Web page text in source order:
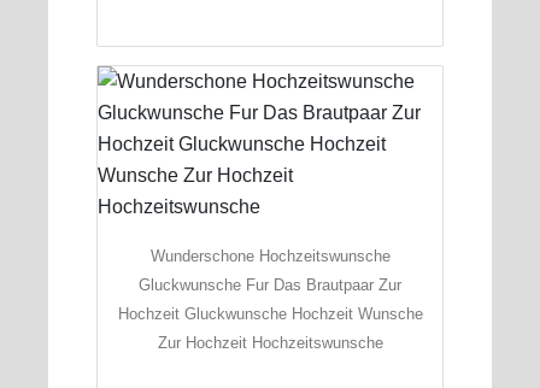
Wunderschone Hochzeitswunsche
Gluckwunsche Fur Das Brautpaar Zur
Hochzeit Gluckwunsche Hochzeit Wunsche
Zur Hochzeit Hochzeitswunsche